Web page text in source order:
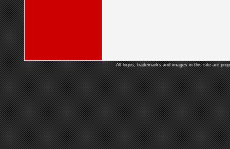
All logos, trademarks and images in this site are